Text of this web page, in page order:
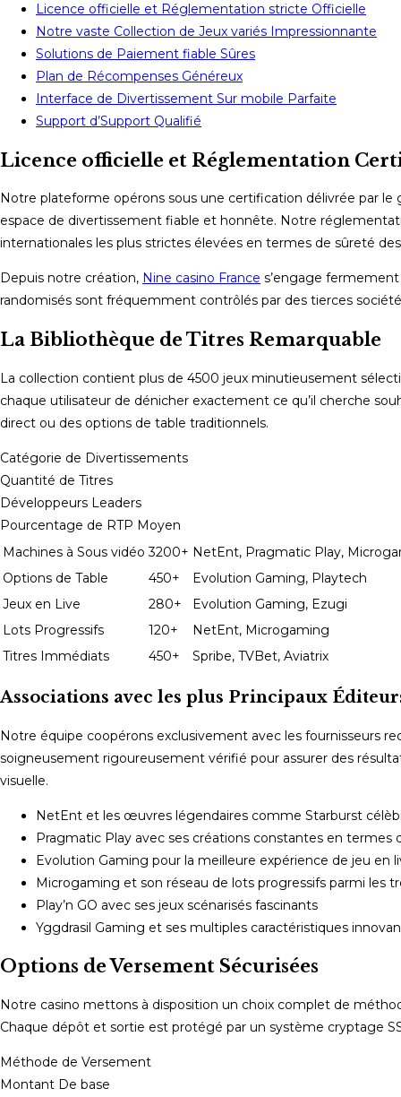
Licence officielle et Réglementation stricte Officielle
Notre vaste Collection de Jeux variés Impressionnante
Solutions de Paiement fiable Sûres
Plan de Récompenses Généreux
Interface de Divertissement Sur mobile Parfaite
Support d’Support Qualifié
Licence officielle et Réglementation
Notre plateforme opérons sous une certification délivrée par
espace de divertissement fiable et honnête. Notre
internationales les plus strictes élevées en termes de sûreté
Depuis notre création, Nine casino France s’engage fermement
randomisés sont fréquemment contrôlés par des tierces
La Bibliothèque de Titres Remarquable
La collection contient plus de 4500 jeux minutieusement
chaque utilisateur de dénicher exactement ce qu’il cherche
direct ou des options de table traditionnels.
Catégorie de Divertissements
Quantité de Titres
Développeurs Leaders
Pourcentage de RTP Moyen
Machines à Sous vidéo 3200+ NetEnt, Pragmatic Play,
Options de Table
450+
Evolution Gaming, Playtech
Jeux en Live
280+
Evolution Gaming, Ezugi
Lots Progressifs
120+
NetEnt, Microgaming
Titres Immédiats
450+ Spribe, TVBet, Aviatrix
Associations avec les plus Principaux
Notre équipe coopérons exclusivement avec les fournisseurs
soigneusement rigoureusement vérifié pour assurer des
visuelle.
NetEnt et les œuvres légendaires comme Starburst
Pragmatic Play avec ses créations constantes en termes
Evolution Gaming pour la meilleure expérience de jeu en
Microgaming et son réseau de lots progressifs parmi les
Play’n GO avec ses jeux scénarisés fascinants
Yggdrasil Gaming et ses multiples caractéristiques
Options de Versement Sécurisées
Notre casino mettons à disposition un choix complet de
Chaque dépôt et sortie est protégé par un système cryptage
Méthode de Versement
Montant De base